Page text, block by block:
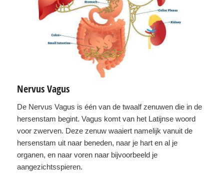
Nervus Vagus
De Nervus Vagus is één van de twaalf zenuwen die in de
hersenstam begint. Vagus komt van het Latijnse woord
voor zwerven. Deze zenuw waaiert namelijk vanuit de
hersenstam uit naar beneden, naar je hart en al je
organen, en naar voren naar bijvoorbeeld je
aangezichtsspieren.